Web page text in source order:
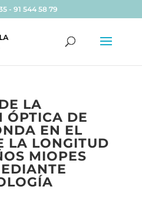
- 91 544 58 79
LA
ÓPTICA DE
EN EL
LA LONGITUD
MIOPES